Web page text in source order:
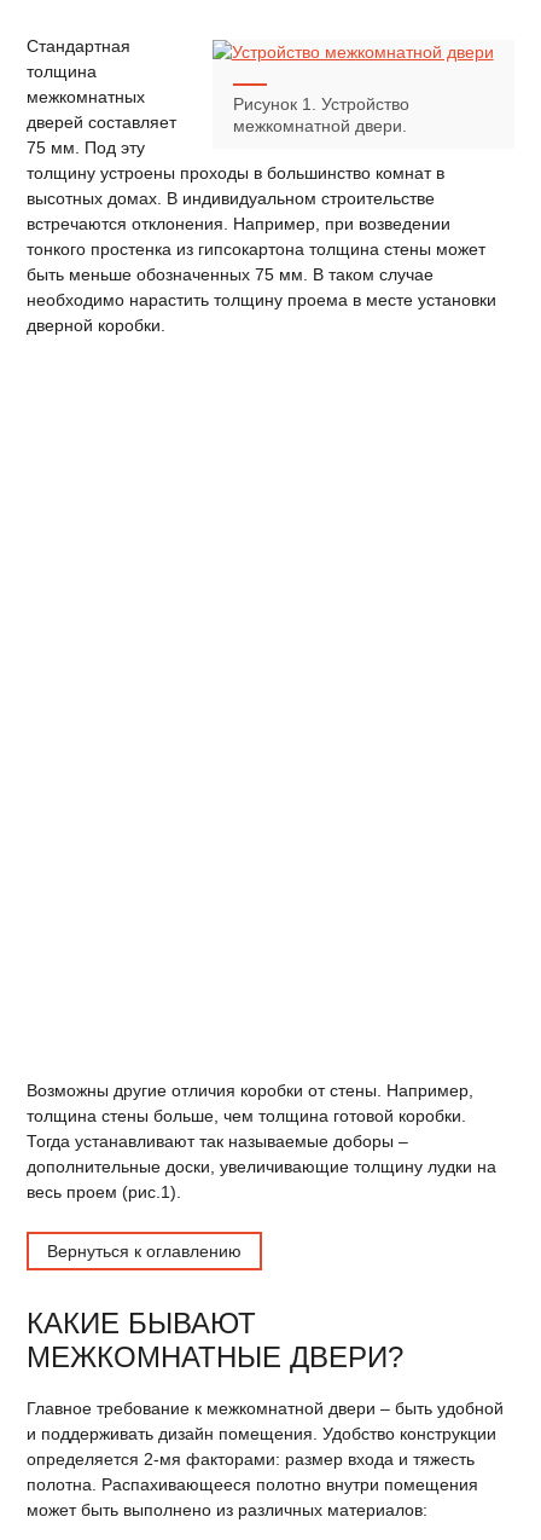
Рисунок 1. Устройство
межкомнатной двери.
Стандартная
толщина
межкомнатных
дверей составляет
75 мм. Под эту
толщину устроены проходы в большинство комнат в
высотных домах. В индивидуальном строительстве
встречаются отклонения. Например, при возведении
тонкого простенка из гипсокартона толщина стены может
быть меньше обозначенных 75 мм. В таком случае
необходимо нарастить толщину проема в месте установки
дверной коробки.
Возможны другие отличия коробки от стены. Например,
толщина стены больше, чем толщина готовой коробки.
Тогда устанавливают так называемые доборы –
дополнительные доски, увеличивающие толщину лудки на
весь проем (рис.1).
Вернуться к оглавлению
КАКИЕ БЫВАЮТ
МЕЖКОМНАТНЫЕ ДВЕРИ?
Главное требование к межкомнатной двери – быть удобной
и поддерживать дизайн помещения. Удобство конструкции
определяется 2-мя факторами: размер входа и тяжесть
полотна. Распахивающееся полотно внутри помещения
может быть выполнено из различных материалов: